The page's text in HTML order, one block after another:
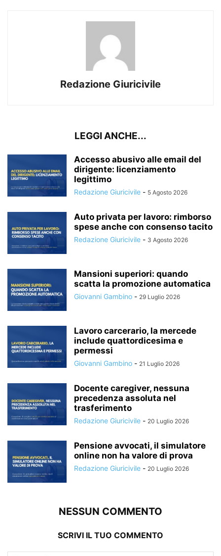
Redazione Giuricivile
LEGGI ANCHE...
Accesso abusivo alle email del
dirigente: licenziamento
legittimo
Redazione Giuricivile - 5 Agosto 2026
Auto privata per lavoro: rimborso
spese anche con consenso tacito
Redazione Giuricivile - 3 Agosto 2026
Mansioni superiori: quando
scatta la promozione automatica
Giovanni Gambino - 29 Luglio 2026
Lavoro carcerario, la mercede
include quattordicesima e
permessi
Giovanni Gambino - 21 Luglio 2026
Docente caregiver, nessuna
precedenza assoluta nel
trasferimento
Redazione Giuricivile - 20 Luglio 2026
Pensione avvocati, il simulatore
online non ha valore di prova
Redazione Giuricivile - 20 Luglio 2026
NESSUN COMMENTO
SCRIVI IL TUO COMMENTO